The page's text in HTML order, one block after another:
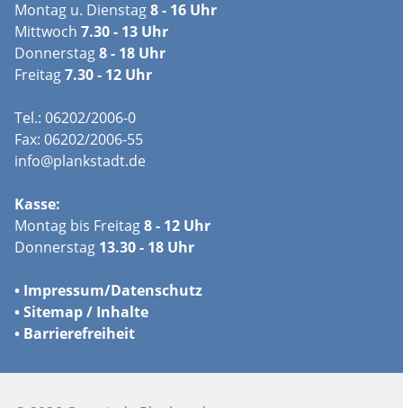
Montag u. Dienstag8 - 16 Uhr
Mittwoch 7.30 - 13 Uhr
Donnerstag8 - 18 Uhr
Freitag7.30 - 12 Uhr
Tel.: 06202/2006-0
Fax: 06202/2006-55
info@plankstadt.de
Kasse:
Montag bis Freitag8 - 12 Uhr
Donnerstag 13.30 - 18 Uhr
• Impressum/Datenschutz
•Sitemap / Inhalte
• Barrierefreiheit